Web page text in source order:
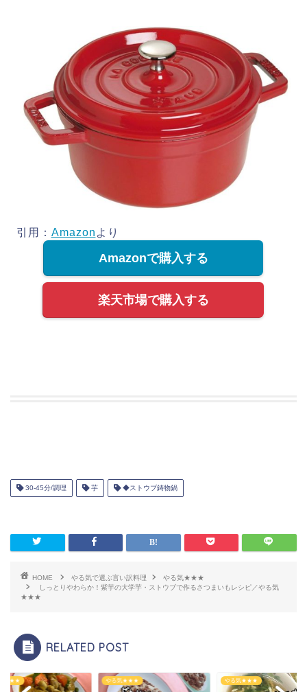
引用： Amazon より
Amazonで購入する
楽天市場で購入する
30-45分/調理 芋 ◆ストウブ鋳物鍋
HOME やる気で選ぶ言い訳料理
やる気★★★
しっとりやわらか！紫芋の大学芋・ストウブで作るさつまいもレシピ／やる気
★★★
RELATED POST
気★★★ やる気★★★ やる気★★★